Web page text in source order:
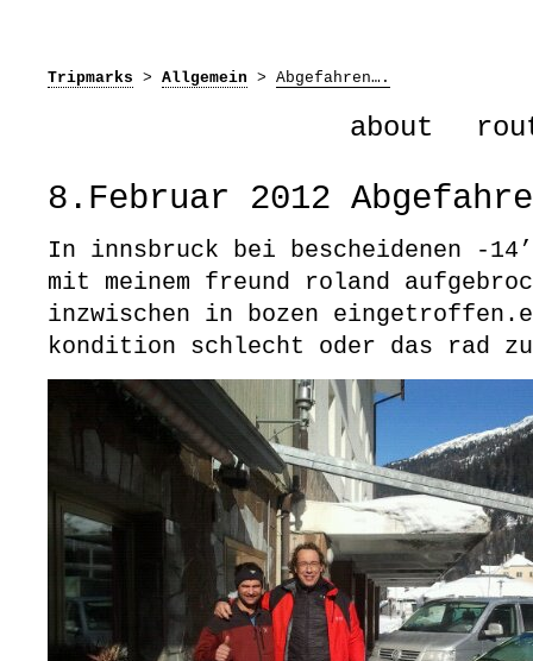
Tripmarks > Allgemein > Abgefahren….
about
8.Februar 2012
In innsbruck bei bescheidenen -
mit meinem freund roland
inzwischen in bozen
kondition schlecht oder das rad